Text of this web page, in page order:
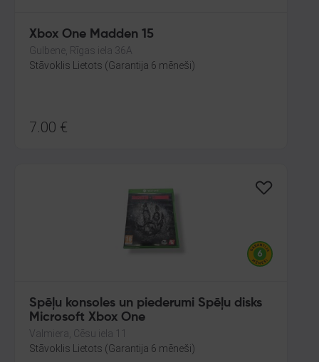
Xbox One Madden 15
Gulbene, Rīgas iela 36A
Stāvoklis Lietots (Garantija 6 mēneši)
7.00 €
Spēļu konsoles un piederumi Spēļu disks
Microsoft Xbox One
Valmiera, Cēsu iela 11
Stāvoklis Lietots (Garantija 6 mēneši)